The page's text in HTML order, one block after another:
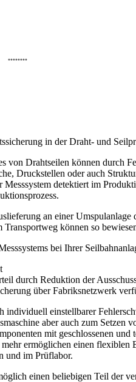
in der Draht- und
von Drahtseilen können durch
Druckstellen oder auch
detektiert im
an einer
können so
bei Ihrer
durch Reduktion der
über Fabriksnetzwerk
individuell einstellbarer
aber auch zum Setzen
mit geschlossenen und
ermöglichen einen flexiblen
und im Prüflabor.
einen beliebigen Teil der